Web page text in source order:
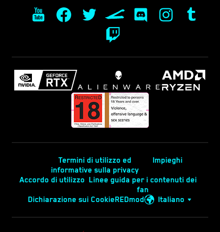
Termini di utilizzo ed
informative sulla privacy
Impieghi
Accordo di utilizzo Linee guida per i contenuti dei
fan
Dichiarazione sui CookieREDmod Italiano